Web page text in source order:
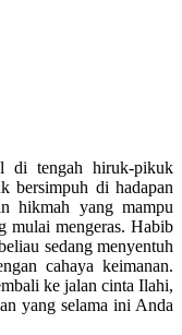
di tengah hiruk-pikuk
bersimpuh di hadapan
hikmah yang mampu
mulai mengeras. Habib
sedang menyentuh
cahaya keimanan.
ke jalan cinta Ilahi,
yang selama ini Anda